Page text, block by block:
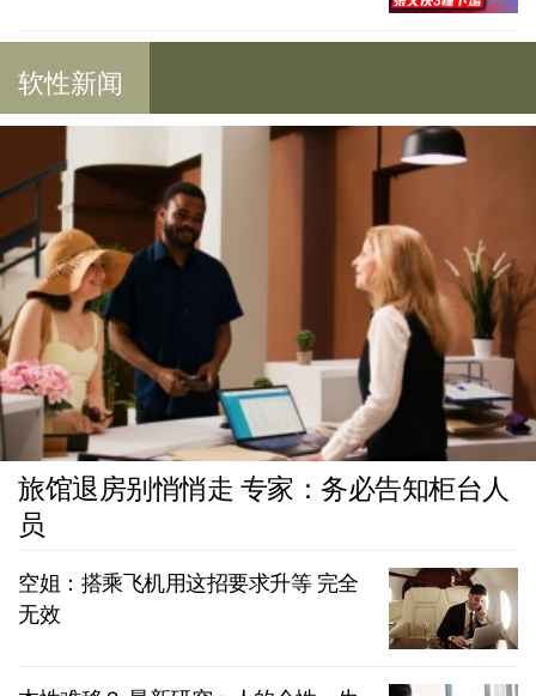
软性新闻
旅馆退房别悄悄走 专家：务必告知柜台人
员
空姐：搭乘飞机用这招要求升等 完全
无效